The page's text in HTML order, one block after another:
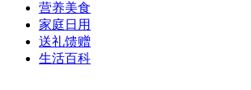
营养美食
家庭日用
送礼馈赠
生活百科